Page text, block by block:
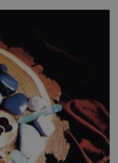
řezníka